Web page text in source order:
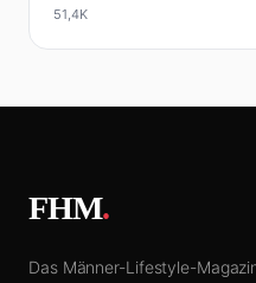
51,4K
FHM.
Das Männer-Lifestyle-